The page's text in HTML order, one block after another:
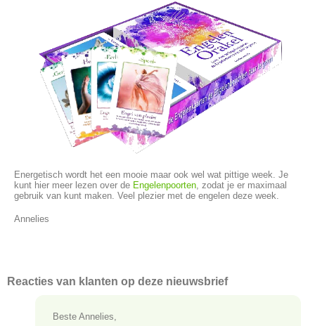
Energetisch wordt het een mooie maar ook wel wat pittige week. Je
kunt hier meer lezen over de Engelenpoorten, zodat je er maximaal
gebruik van kunt maken. Veel plezier met de engelen deze week.
Annelies
Reacties van klanten op deze nieuwsbrief
Beste Annelies,